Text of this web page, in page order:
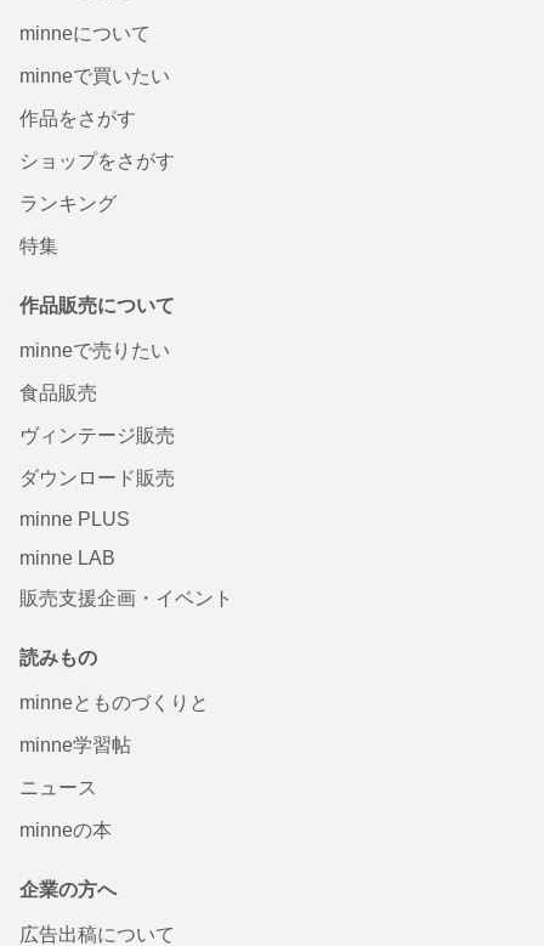
minneについて
minneで買いたい
作品をさがす
ショップをさがす
ランキング
特集
作品販売について
minneで売りたい
食品販売
ヴィンテージ販売
ダウンロード販売
minne PLUS
minne LAB
販売支援企画・イベント
読みもの
minneとものづくりと
minne学習帖
ニュース
minneの本
企業の方へ
広告出稿について